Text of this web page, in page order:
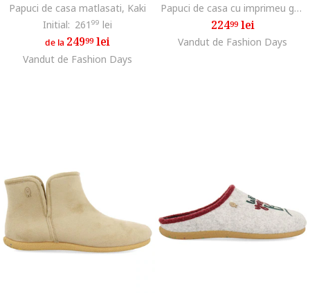
Papuci de casa matlasati, Kaki
Initial: 261 99 lei
de la 24999lei
Vandut de Fashion Days
Papuci de casa cu imprimeu grafic, Gri/Violet/Coral
22499lei
Vandut de Fashion Days